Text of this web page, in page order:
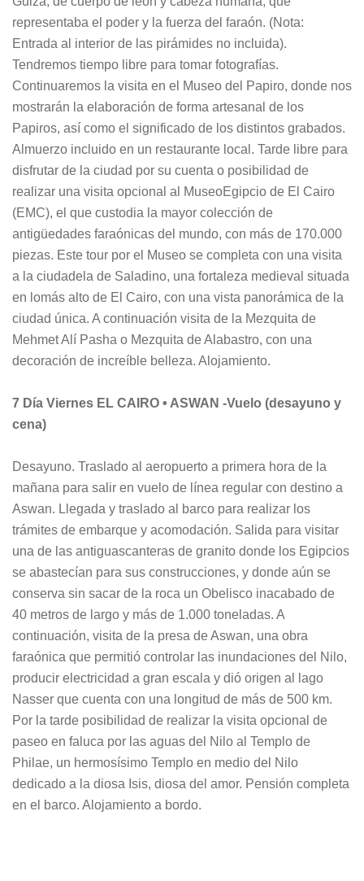
representaba el poder y la fuerza del faraón. (Nota:
Entrada al interior de las pirámides no incluida).
Tendremos tiempo libre para tomar fotografías.
Continuaremos la visita en el Museo del Papiro, donde nos
mostrarán la elaboración de forma artesanal de los
Papiros, así como el significado de los distintos grabados.
Almuerzo incluido en un restaurante local. Tarde libre para
disfrutar de la ciudad por su cuenta o posibilidad de
realizar una visita opcional al MuseoEgipcio de El Cairo
(EMC), el que custodia la mayor colección de
antigüedades faraónicas del mundo, con más de 170.000
piezas. Este tour por el Museo se completa con una visita
a la ciudadela de Saladino, una fortaleza medieval situada
en lomás alto de El Cairo, con una vista panorámica de la
ciudad única. A continuación visita de la Mezquita de
Mehmet Alí Pasha o Mezquita de Alabastro, con una
decoración de increíble belleza. Alojamiento.
7 Día Viernes EL CAIRO • ASWAN -Vuelo (desayuno y
cena)
Desayuno. Traslado al aeropuerto a primera hora de la
mañana para salir en vuelo de línea regular con destino a
Aswan. Llegada y traslado al barco para realizar los
trámites de embarque y acomodación. Salida para visitar
una de las antiguascanteras de granito donde los Egipcios
se abastecían para sus construcciones, y donde aún se
conserva sin sacar de la roca un Obelisco inacabado de
40 metros de largo y más de 1.000 toneladas. A
continuación, visita de la presa de Aswan, una obra
faraónica que permitió controlar las inundaciones del Nilo,
producir electricidad a gran escala y dió origen al lago
Nasser que cuenta con una longitud de más de 500 km.
Por la tarde posibilidad de realizar la visita opcional de
paseo en faluca por las aguas del Nilo al Templo de
Philae, un hermosísimo Templo en medio del Nilo
dedicado a la diosa Isis, diosa del amor. Pensión completa
en el barco. Alojamiento a bordo.